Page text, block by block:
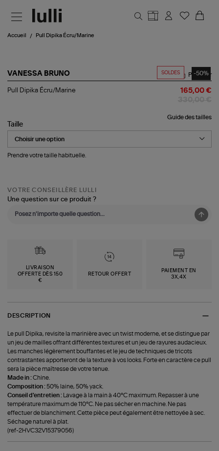
Accueil Pull Dipika Écru/Marine
SOLDES -50%
VANESSA BRUNO
Pull
Partager
Pull Dipika Écru/Marine 165,00 €
Guide des tailles
Taille
Prendre votre taille habituelle.
VOTRE CONSEILLÈRE LULLI
Une question sur ce produit ?
LIVRAISON
OFFERTE DÈS 150
€
RETOUR OFFERT
PAIEMENT EN
3X,4X
DESCRIPTION
Le pull Dipika, revisite la marinière avec un twist moderne, et se distingue par
un jeu de mailles offrant différentes textures et un jeu de rayures audacieux.
Les manches légèrement bouffantes et le jeu de techniques de tricots
contrastantes apporteront de la texture à vos looks. Forte en caractère ce pull
sera la pièce maîtresse de votre tenue.
Made in :Chine.
Composition :50% laine, 50% yack.
Conseil d'entretien :
Lavage à la main à 40°C maximum. Repasser à une
température maximum de 110°C. Ne pas sécher en machine. Ne pas
effectuer de blanchiment. Cette pièce peut également être nettoyée à sec.
Séchage naturel à plat.
(ref-2HVC32V15379056)